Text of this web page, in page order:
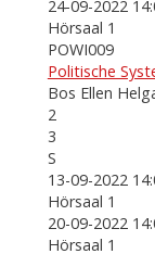
24-09-2022
Hörsaal 1
POWI009
Politische
Bos Ellen
2
3
S
13-09-2022
Hörsaal 1
20-09-2022
Hörsaal 1